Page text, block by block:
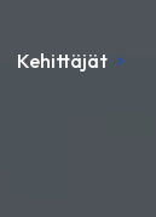
Kehittäjät